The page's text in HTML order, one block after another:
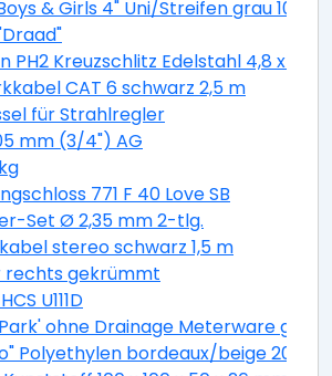
& Girls 4" Uni/Streifen grau 10,05
PH2 Kreuzschlitz Edelstahl 4,8 x 19
CAT 6 schwarz 2,5 m
für Strahlregler
mm (3/4") AG
771 F 40 Love SB
Set Ø 2,35 mm 2-tlg.
stereo schwarz 1,5 m
rechts gekrümmt
U111D
ohne Drainage Meterware
Polyethylen bordeaux/beige 200